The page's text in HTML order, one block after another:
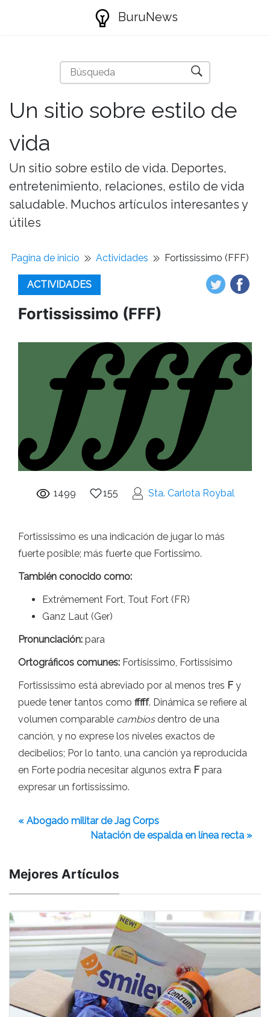
BuruNews
Un sitio sobre estilo de
vida
Un sitio sobre estilo de vida. Deportes,
entretenimiento, relaciones, estilo de vida
saludable. Muchos artículos interesantes y
útiles
Pagina de inicio Actividades Fortississimo (FFF)
ACTIVIDADES
Fortississimo (FFF)
1499 155 Sta. Carlota Roybal
Fortississimo es una indicación de jugar lo más
fuerte posible; más fuerte que Fortissimo.
También conocido como:
Extrêmement Fort, Tout Fort (FR)
Ganz Laut (Ger)
Pronunciación: para
Ortográficos comunes: Fortisissimo, Fortissisimo
Fortississimo está abreviado por al menos tres F y
puede tener tantos como fffff. Dinámica se refiere al
volumen comparable cambiosdentro de una
canción, y no exprese los niveles exactos de
decibelios; Por lo tanto, una canción ya reproducida
en Forte podría necesitar algunos extra F para
expresar un fortississimo.
« Abogado militar de Jag Corps
Natación de espalda en línea recta »
Mejores Artículos